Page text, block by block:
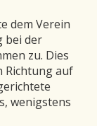
dem Verein
bei der
zu. Dies
Richtung auf
wenigstens